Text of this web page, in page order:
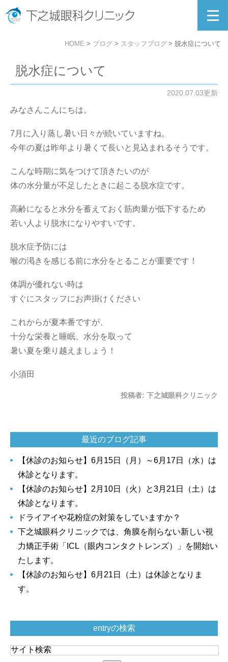
HOME ブログ スタッフブログ 脱水症について
脱水症について
2020.07.03更新
みなさんこんにちは。
7月に入り蒸し暑い日々が続いていますね。
今年の夏は昨年より暑くて長いと見込まれるそうです。
こんな時期に気をつけて頂きたいのが
体の水分量が不足したときに起こる脱水症です。
高齢になると水分を蓄えておく筋肉量が低下するため
若い人より脱水になりやすいです。
脱水症予防には
喉の渇きを感じる前に水分をとることが重要です！
体調が優れない時は
すぐにスタッフにお声掛けください
これからが夏本番ですが、
十分な栄養と睡眠、水分を取って
暑い夏を乗り越えましょう！
小須田
投稿者: 下之城眼科クリニック
最近のブログ記事
【休診のお知らせ】6月15日（月）～6月17日（水）は
休診となります。
【休診のお知らせ】2月10日（火）と3月21日（土）は
休診となります。
ドライアイや花粉症の対策をしていますか？
下之城眼科クリニックでは、角膜を削らない新しい視
力矯正手術「ICL（眼内コンタクトレンズ）」を開始い
たします。
【休診のお知らせ】6月21日（土）は休診となりま
す。
entryの検索